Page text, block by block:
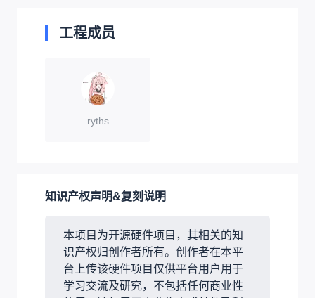
工程成员
ryths
知识产权声明&复刻说明
本项目为开源硬件项目，其相关的知
识产权归创作者所有。创作者在本平
台上传该硬件项目仅供平台用户用于
学习交流及研究，不包括任何商业性